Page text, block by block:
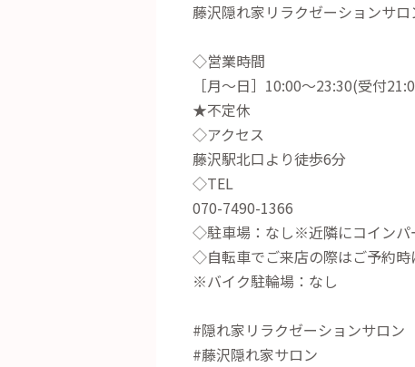
藤沢隠れ家リラクゼーションサ
◇営業時間
［月～日］10:00～23:30(受付
★不定休
◇アクセス
藤沢駅北口より徒歩6分
◇TEL
070-7490-1366
◇駐車場：なし※近隣にコインパ
◇自転車でご来店の際はご予約時
※バイク駐輪場：なし
#隠れ家リラクゼーションサロン
#藤沢隠れ家サロン